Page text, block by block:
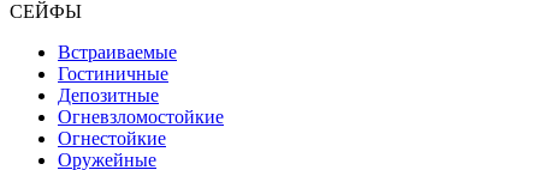
СЕЙФЫ
Встраиваемые
Гостиничные
Депозитные
Огневзломостойкие
Огнестойкие
Оружейные